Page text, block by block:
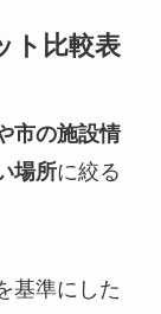
ト比較表
市の施設情
場所に絞る
基準にした